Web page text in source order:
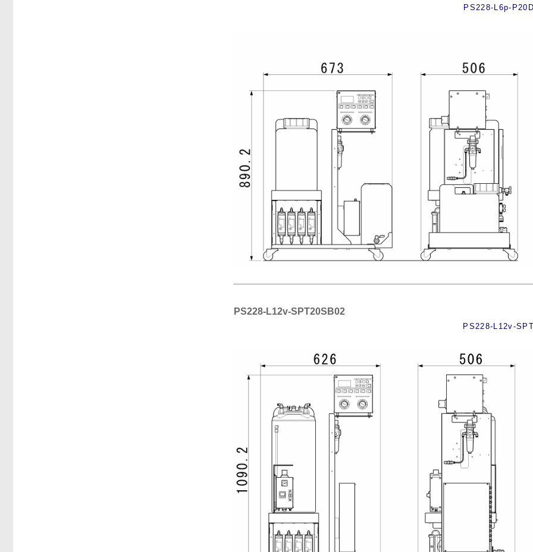
PS228-L6p-
PS228-L12v-SPT20SB02
PS228-L12v-